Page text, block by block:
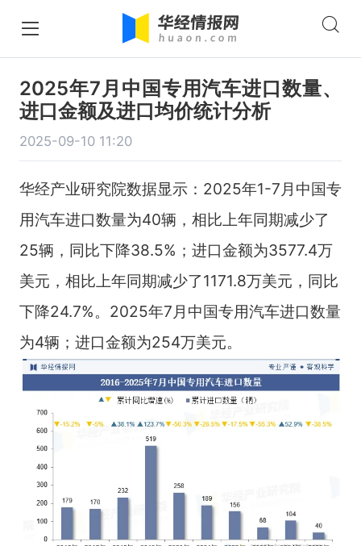
2025年7月中国专用汽车进口数量、
进口金额及进口均价统计分析
2025-09-10 11:20
华经产业研究院数据显示：2025年1-7月中国专
用汽车进口数量为40辆，相比上年同期减少了
25辆，同比下降38.5%；进口金额为3577.4万
美元，相比上年同期减少了1171.8万美元，同比
下降24.7%。2025年7月中国专用汽车进口数量
为4辆；进口金额为254万美元。